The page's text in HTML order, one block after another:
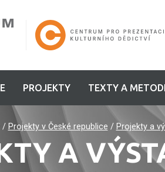
PROJEKTY TEXTY A
/ Projekty v České republice / Projekty a
A